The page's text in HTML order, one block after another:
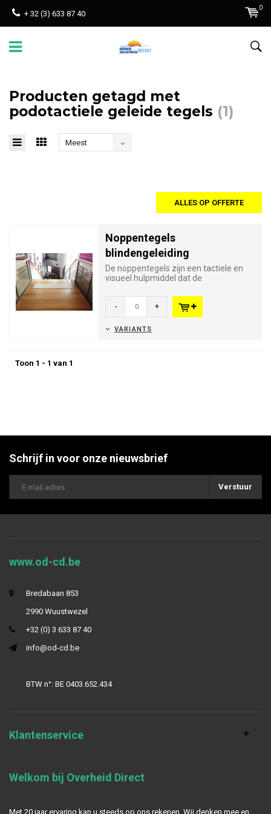
+ 32 (3) 633 87 40
0
Producten getagd met
podotactiele geleide tegels (1)
Meest
ALLES OP OFFERTE
Noppentegels
blindengeleiding
De noppentegels zijn een tactiele en
visueel hulpmiddel dat de
- +
VARIANTS
Toon 1 - 1 van 1
Schrijf in voor onze nieuwsbrief
Verstuur
www.od-cd.be
Bredabaan 853
2990 Wuustwezel
+32 (0) 3 633 87 40
info@od-cd.be
BTW n°: BE 0403.652.434
Klantenservice
Welkom bij Overheid Direct
Met 20 jaar ervaring kan u steeds op ons rekenen. Wij denken mee en